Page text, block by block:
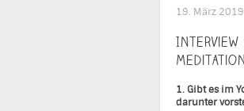
19. März 2019
Interview
1. Gibt es im
darunter